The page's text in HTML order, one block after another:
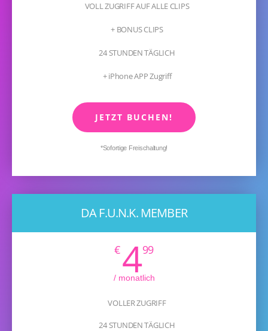
VOLL ZUGRIFF AUF ALLE CLIPS
+ BONUS CLIPS
24 STUNDEN TÄGLICH
+ iPhone APP Zugriff
JETZT BUCHEN!
*Sofortige Freischaltung!
DA F.U.N.K. MEMBER
€499
/ monatlich
VOLLER ZUGRIFF
24 STUNDEN TÄGLICH